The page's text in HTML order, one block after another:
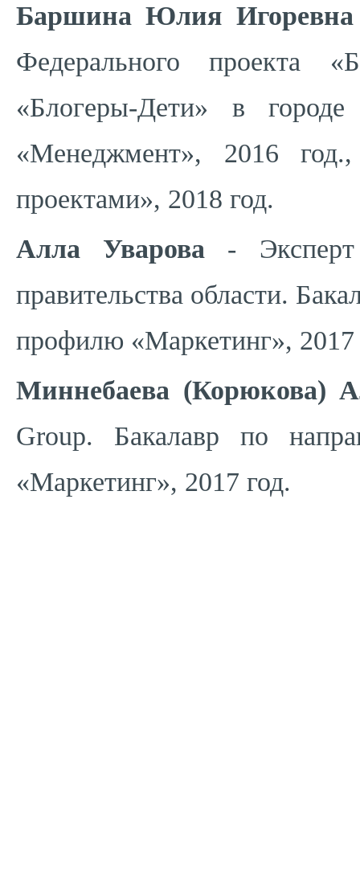
Баршина Юлия Игоревна
Федерального проекта
«Блогеры-Дети» в
«Менеджмент», 2016
проектами», 2018 год.
Алла Уварова - Эксперт
правительства области.
профилю «Маркетинг», 2017
Миннебаева (Корюкова)
Group. Бакалавр по
«Маркетинг», 2017 год.